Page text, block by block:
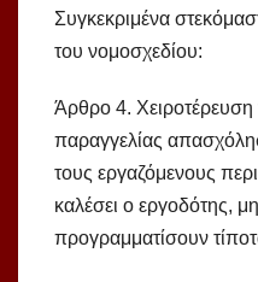
Συγκεκριμένα
του νομοσχεδίου:
Άρθρο 4.
παραγγελίας
τους εργαζόμενους
καλέσει ο εργοδότης,
προγραμματίσουν